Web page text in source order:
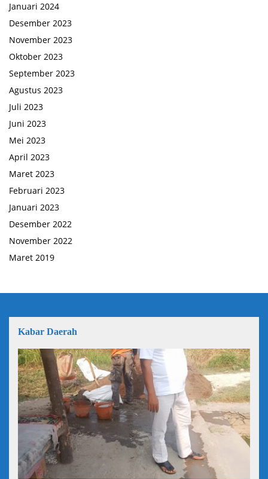
Januari 2024
Desember 2023
November 2023
Oktober 2023
September 2023
Agustus 2023
Juli 2023
Juni 2023
Mei 2023
April 2023
Maret 2023
Februari 2023
Januari 2023
Desember 2022
November 2022
Maret 2019
Kabar Daerah